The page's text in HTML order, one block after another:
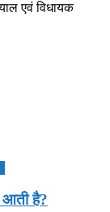
एवं विधायक
आती है?